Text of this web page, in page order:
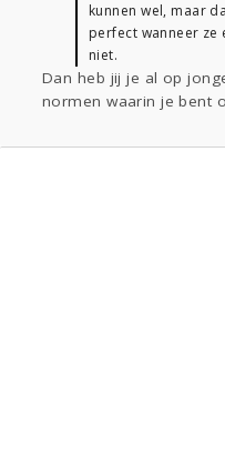
kunnen wel, maar
perfect wanneer ze
niet.
Dan heb jij je al op
normen waarin je bent